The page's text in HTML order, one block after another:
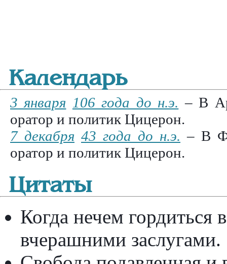
Календарь
3 января 106 года до н.э. – В
оратор и политик Цицерон.
7 декабря 43 года до н.э. – В
оратор и политик Цицерон.
Цитаты
Когда нечем гордиться
вчерашними заслугами.